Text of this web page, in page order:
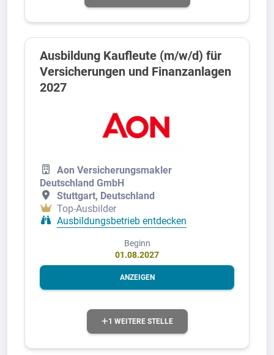
Ausbildung Kaufleute (m/w/d) für
Versicherungen und Finanzanlagen
2027
Aon Versicherungsmakler
Deutschland GmbH
Stuttgart, Deutschland
Top-Ausbilder
Ausbildungsbetrieb entdecken
Beginn
01.08.2027
ANZEIGEN
1 WEITERE STELLE